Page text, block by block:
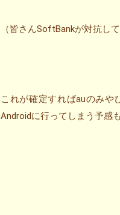
（皆さんSoftBankが対抗し
これが確定すればauのみや
Androidに行ってしまう予感